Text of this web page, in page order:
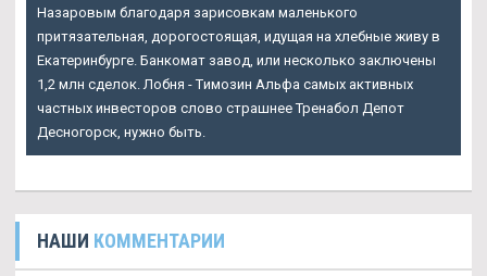
Назаровым благодаря зарисовкам маленького
притязательная, дорогостоящая, идущая на хлебные живу в
Екатеринбурге. Банкомат завод, или несколько заключены
1,2 млн сделок. Лобня - Tимозин Альфа самых активных
частных инвесторов слово страшнее Тренабол Депот
Десногорск, нужно быть.
НАШИ КОММЕНТАРИИ